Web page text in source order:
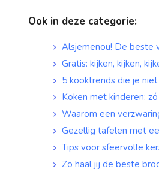
Ook in deze categorie:
Alsjemenou! De beste
Gratis: kijken, kijken,
5 kooktrends die je
Koken met kinderen:
Waarom een
Gezellig tafelen met
Tips voor sfeervolle
Zo haal jij de beste